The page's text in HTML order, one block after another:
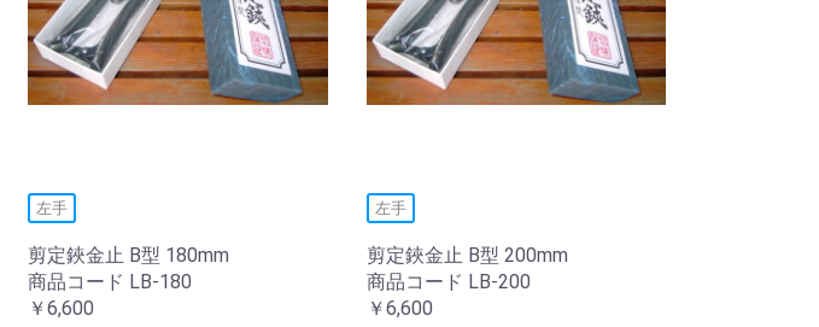
左手
剪定鋏金止 B型 180mm
商品コード LB-180
￥6,600
左手
剪定鋏金止 B型 200mm
商品コード LB-200
￥6,600